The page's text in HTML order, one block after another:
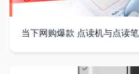
当下网购爆款 点读机与点读笔